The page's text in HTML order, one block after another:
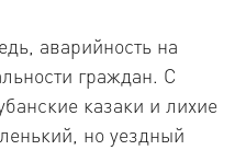
аварийность на
граждан. С
казаки и лихие
но уездный